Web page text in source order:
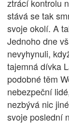
ztrácí kontrolu
stává se tak
svoje okolí. A
Jednoho dne
nevyhynuli,
tajemná dívka
podobné těm
nebezpeční
nezbývá nic
svoje poslední